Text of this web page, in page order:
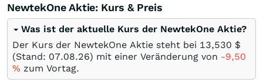
NewtekOne Aktie: Kurs & Preis
Was ist der aktuelle Kurs der NewtekOne Aktie?
Der Kurs der NewtekOne Aktie steht bei 13,530 $
(Stand: 07.08.26) mit einer Veränderung von -9,50
% zum Vortag.